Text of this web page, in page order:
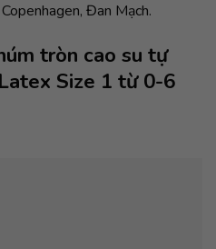
Đan Mạch.
tròn cao su tự
Size 1 từ 0-6